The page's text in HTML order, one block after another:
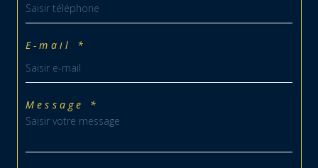
E-mail *
Message *